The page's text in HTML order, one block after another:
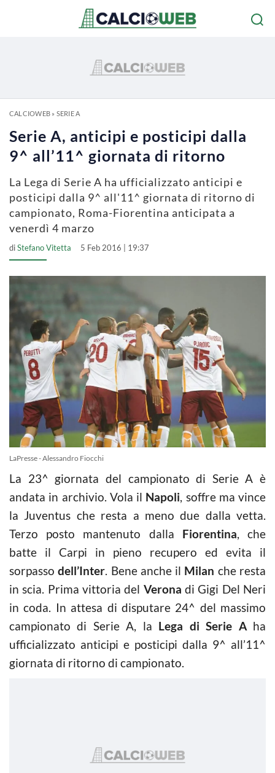
CALCIOWEB» SERIE A
Serie A, anticipi e posticipi dalla
9^ all’11^ giornata di ritorno
La Lega di Serie A ha ufficializzato anticipi e
posticipi dalla 9^ all'11^ giornata di ritorno di
campionato, Roma-Fiorentina anticipata a
venerdì 4 marzo
diStefano Vitetta 5 Feb 2016 | 19:37
LaPresse - Alessandro Fiocchi
La 23^ giornata del campionato di Serie A è
andata in archivio. Vola il Napoli, soffre ma vince
la Juventus che resta a meno due dalla vetta.
Terzo posto mantenuto dalla Fiorentina, che
batte il Carpi in pieno recupero ed evita il
sorpassodell’Inter. Bene anche il Milan che resta
in scia. Prima vittoria del Verona di Gigi Del Neri
in coda. In attesa di disputare 24^ del massimo
campionato di Serie A, la Lega di Serie Aha
ufficializzato anticipi e posticipi dalla 9^ all’11^
giornata di ritorno di campionato.